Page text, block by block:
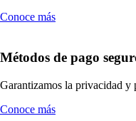
Conoce más
Métodos de pago
Garantizamos la privacidad y
Conoce más